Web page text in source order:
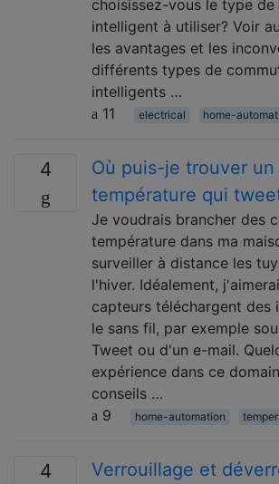
choisissez-vous le type
intelligent à utiliser? Voir
les avantages et les
différents types de
intelligents …
11
electrical home-
4
Où puis-je trouver
température qui
Je voudrais brancher des
température dans ma
surveiller à distance les
l'hiver. Idéalement,
capteurs téléchargent des
le sans fil, par exemple
Tweet ou d'un e-mail.
expérience dans ce
conseils …
9
home-automation
4
Verrouillage et